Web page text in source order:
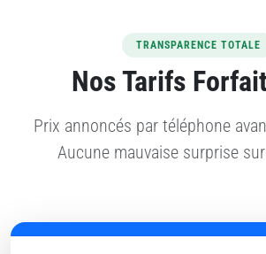
TRANSPARENCE TOTALE
Nos Tarifs
Prix annoncés par téléphone
Aucune mauvaise surprise